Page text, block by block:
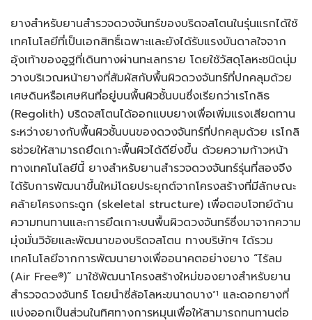
ยางสำหรับยานสำรวจดวงจันทร์ของบริดจสโตนในรุ่นแรกได้ใช้
เทคโนโลยีที่เป็นเอกสิทธิ์เฉพาะและยังได้รับแรงบันดาลใจจาก
อุ้งเท้าของอูฐที่เดินทางผ่านทะเลทราย โดยใช้วัสดุโลหะชนิดนุ่ม
วางบริเวณหน้ายางที่สัมผัสกับพื้นผิวดวงจันทร์ที่ปกคลุมด้วย
เศษดินหรือเศษหินที่อยู่บนพื้นผิวชั้นบนซึ่งเรียกว่าเรโกลิธ
(Regolith) บริดจสโตนได้ออกแบบยางเพื่อเพิ่มแรงเสียดทาน
ระหว่างยางกับพื้นผิวชั้นบนของดวงจันทร์ที่ปกคลุมด้วย เรโกลิ
ธช่วยให้สามารถยึดเกาะพื้นผิวได้ดียิ่งขึ้น ด้วยความก้าวหน้า
ทางเทคโนโลยีนี้ ยางสำหรับยานสำรวจดวงจันทร์รุ่นที่สองจึง
ได้รับการพัฒนาขึ้นใหม่โดยประยุกต์จากโครงสร้างที่มีลักษณะ
คล้ายโครงกระดูก (skeletal structure) เพื่อตอบโจทย์ด้าน
ความทนทานและการยึดเกาะบนพื้นผิวดวงจันทร์ซึ่งมาจากความ
มุ่งมั่นวิจัยและพัฒนาของบริดจสโตน ทางบริษัทฯ ได้รวม
เทคโนโลยีจากการพัฒนายางเพื่ออนาคตอย่างยาง “ไร้ลม
(Air Free®)” มาใช้พัฒนาโครงสร้างใหม่ของยางสำหรับยาน
สำรวจดวงจันทร์ โดยนำซี่ล้อโลหะขนาดบาง*1 และดอกยางที่
แบ่งออกเป็นส่วนในทิศทางการหมุนเพื่อให้สามารถทนทานต่อ